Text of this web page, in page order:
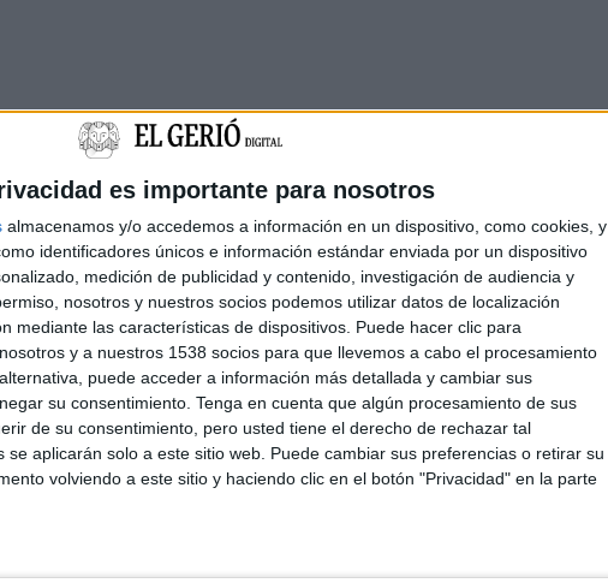
es importante para nosotros
almacenamos y/o accedemos a información en un dispositivo, como cookies, y
identificadores únicos e información estándar enviada por un dispositivo
medición de publicidad y contenido, investigación de audiencia y
nosotros y nuestros socios podemos utilizar datos de localización
mediante las características de dispositivos. Puede hacer clic para
y a nuestros 1538 socios para que llevemos a cabo el procesamiento
puede acceder a información más detallada y cambiar sus
su consentimiento. Tenga en cuenta que algún procesamiento de sus
de su consentimiento, pero usted tiene el derecho de rechazar tal
se aplicarán solo a este sitio web. Puede cambiar sus preferencias o retirar su
volviendo a este sitio y haciendo clic en el botón "Privacidad" en la parte